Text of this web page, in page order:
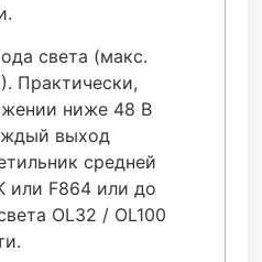
света (макс.
Практически,
ниже 48 В
выход
средней
или F864 или до
OL32 / OL100